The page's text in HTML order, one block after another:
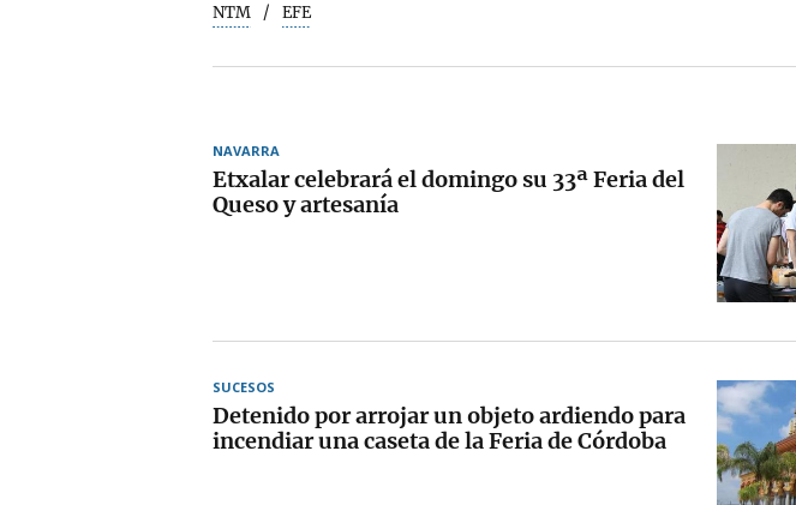
NTM EFE
NAVARRA
Etxalar celebrará el domingo su 33ª Feria del
Queso y artesanía
SUCESOS
Detenido por arrojar un objeto ardiendo para
incendiar una caseta de la Feria de Córdoba